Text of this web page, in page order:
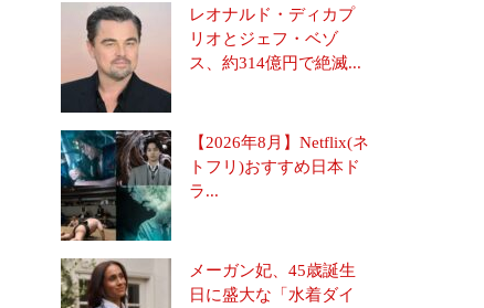
レオナルド・ディカプ
リオとジェフ・ベゾ
ス、約314億円で絶滅...
【2026年8月】Netflix(ネ
トフリ)おすすめ日本ド
ラ...
メーガン妃、45歳誕生
日に盛大な「水着ダイ